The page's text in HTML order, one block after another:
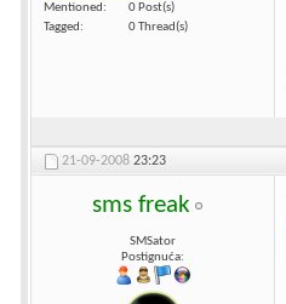
Mentioned
0 Post(s)
Tagged
0 Thread(s)
21-09-2008 23:23
sms freak
SMSator
Postignuća: